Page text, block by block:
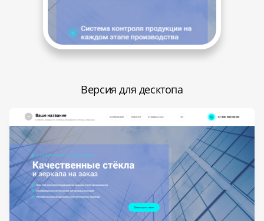
Версия для десктопа